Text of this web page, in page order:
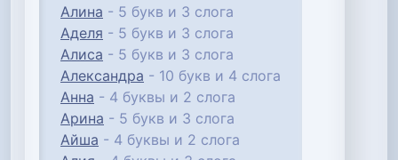
Алина - 5 букв и 3 слога
Аделя - 5 букв и 3 слога
Алиса - 5 букв и 3 слога
Александра - 10 букв и 4 слога
Анна - 4 буквы и 2 слога
Арина - 5 букв и 3 слога
Айша - 4 буквы и 2 слога